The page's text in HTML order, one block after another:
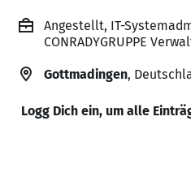
Angestellt, IT-
CONRADYGRUPPE
Gottmadingen,
Logg Dich ein, um alle